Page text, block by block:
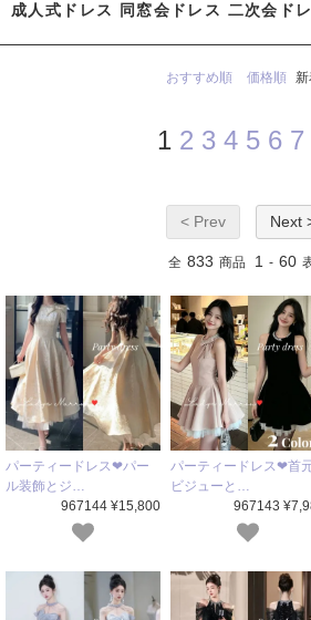
成人式ドレス 同窓会ドレス 二次会ド
おすすめ順 価格順
1 2 3 4 5 6 7
< Prev Next
全 833 商品 1 - 60
パーティードレス❤パー
ル装飾とジ…
967144 ¥15,800
パーティードレス❤首
ビジューと…
967143